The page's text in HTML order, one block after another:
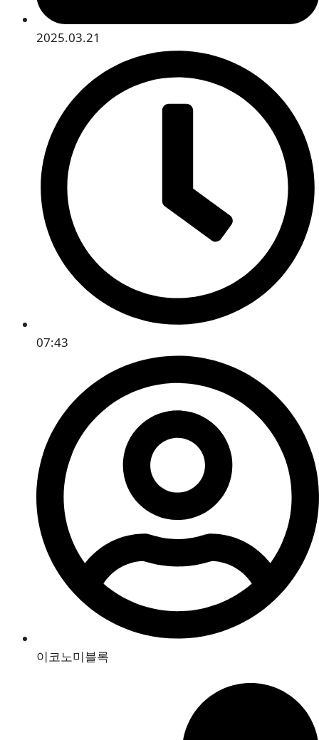
2025.03.21
07:43
이코노미블록